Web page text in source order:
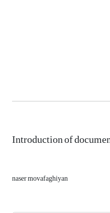
Introduction of
naser movafaghiyan